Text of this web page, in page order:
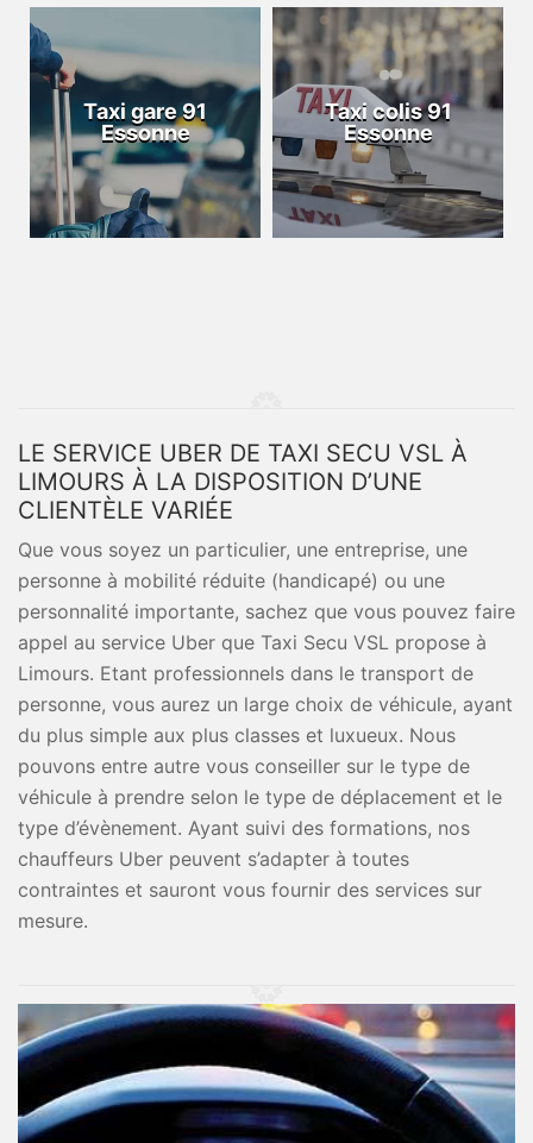
Taxi gare 91
Essonne
Taxi colis 91
Essonne
LE SERVICE UBER DE TAXI SECU VSL À
LIMOURS À LA DISPOSITION D’UNE
CLIENTÈLE VARIÉE
Que vous soyez un particulier, une entreprise, une
personne à mobilité réduite (handicapé) ou une
personnalité importante, sachez que vous pouvez faire
appel au service Uber que Taxi Secu VSL propose à
Limours. Etant professionnels dans le transport de
personne, vous aurez un large choix de véhicule, ayant
du plus simple aux plus classes et luxueux. Nous
pouvons entre autre vous conseiller sur le type de
véhicule à prendre selon le type de déplacement et le
type d’évènement. Ayant suivi des formations, nos
chauffeurs Uber peuvent s’adapter à toutes
contraintes et sauront vous fournir des services sur
mesure.